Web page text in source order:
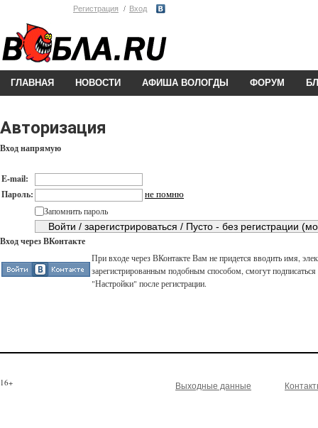
Регистрация Вход
ГЛАВНАЯ НОВОСТИ АФИША ВОЛОГДЫ ФОРУМ
Авторизация
Вход напрямую
E-mail:
Пароль:
не помню
Запомнить пароль
Вход через ВКонтакте
При входе через ВКонтакте Вам не придется вводить имя,
зарегистрированным подобным способом, смогут
"Настройки" после регистрации.
16+ Выходные данные